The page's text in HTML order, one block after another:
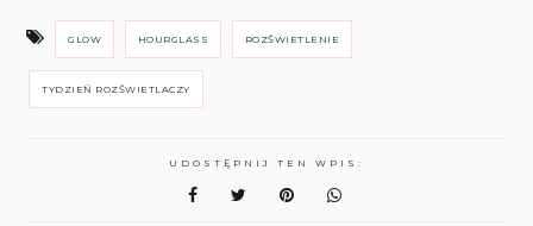
GLOW HOURGLASS ROZŚWIETLENIE
TYDZIEŃ ROZŚWIETLACZY
UDOSTĘPNIJ TEN WPIS: